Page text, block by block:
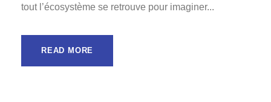
tout l’écosystème se retrouve pour imaginer...
READ MORE